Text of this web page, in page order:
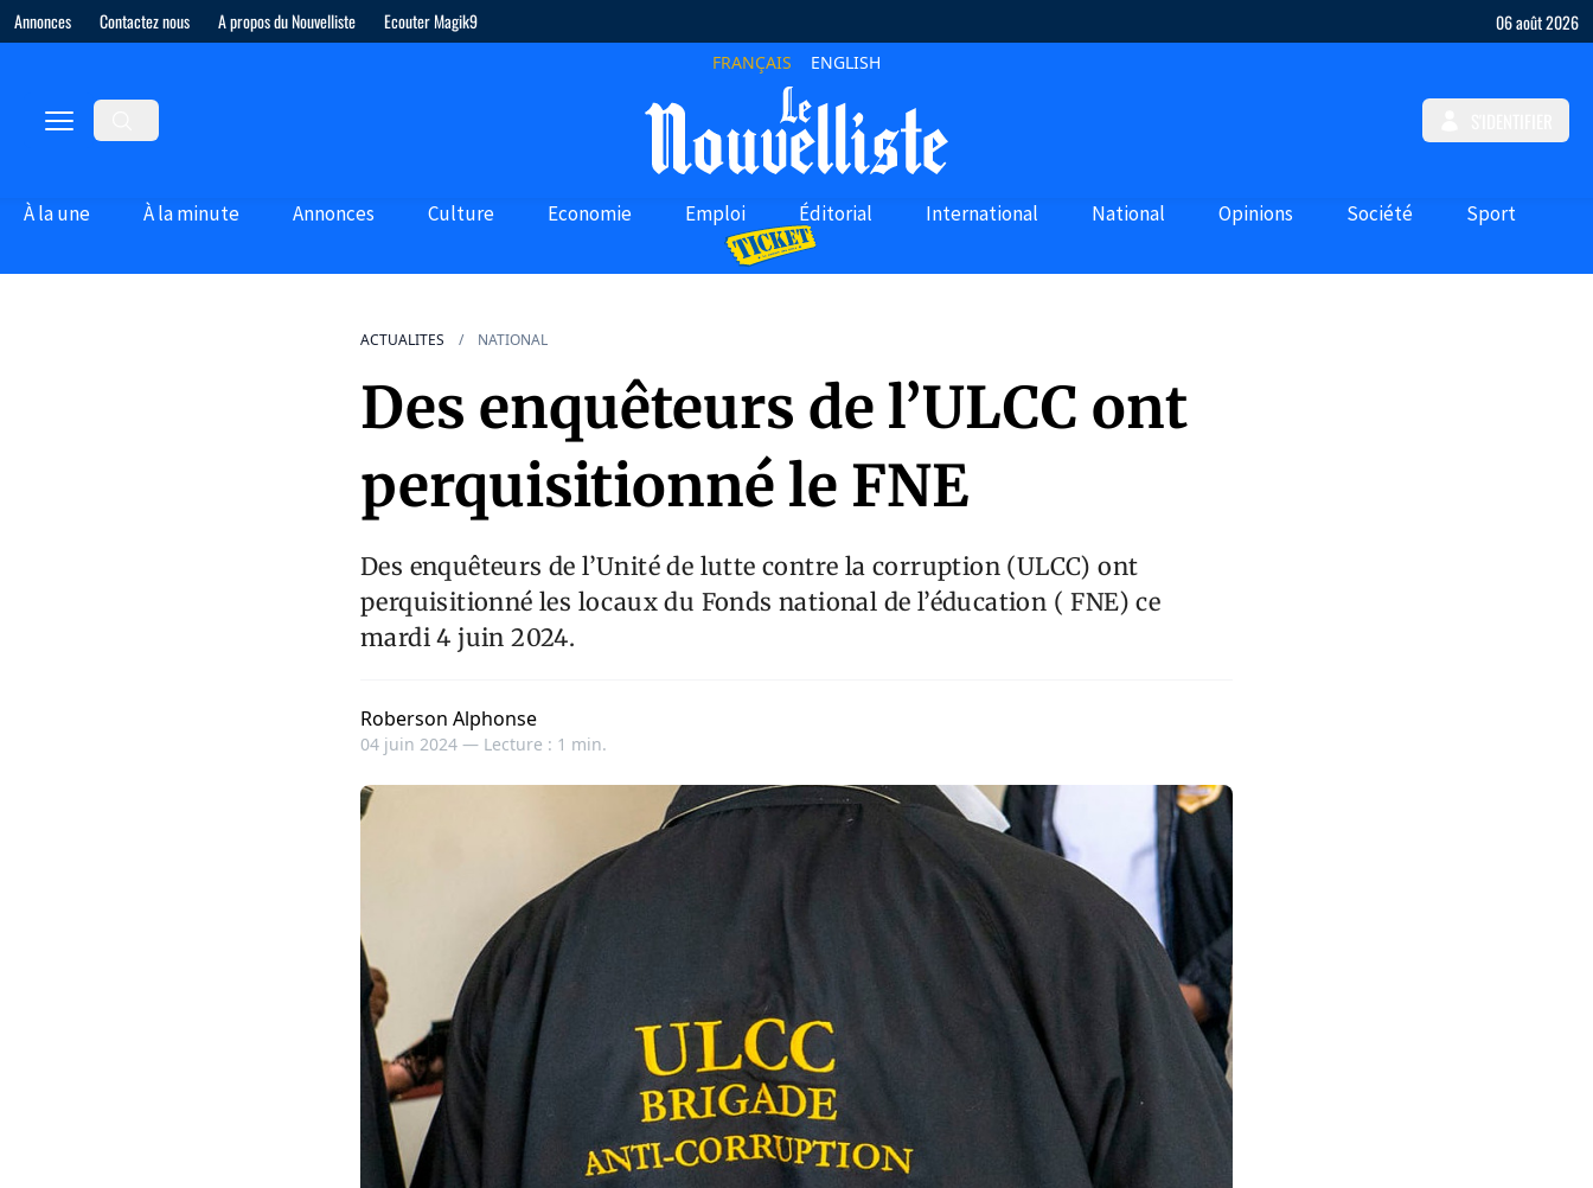
Annonces Contactez nous A propos du Nouvelliste Ecouter Magik9 06 août 2026
FRANÇAIS ENGLISH
À la une À la minute Annonces Culture Economie Emploi Éditorial International National Opinions Société Sport
ACTUALITES NATIONAL
Des enquêteurs de l’ULCC ont
perquisitionné le FNE
Des enquêteurs de l’Unité de lutte contre la corruption (ULCC) ont
perquisitionné les locaux du Fonds national de l’éducation ( FNE) ce
mardi 4 juin 2024.
Roberson Alphonse
04 juin 2024 — Lecture : 1 min.